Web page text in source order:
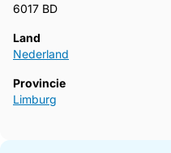
6017 BD
Land
Nederland
Provincie
Limburg